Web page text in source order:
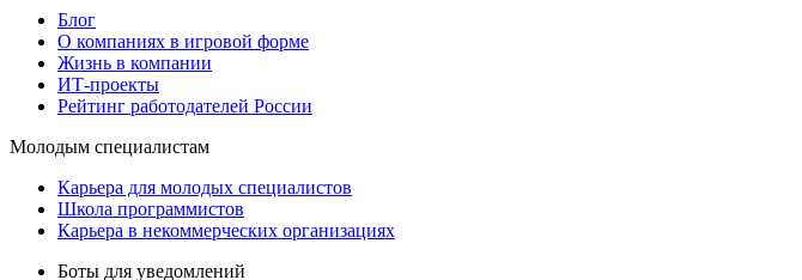
Блог
О компаниях в игровой форме
Жизнь в компании
ИТ-проекты
Рейтинг работодателей России
Молодым специалистам
Карьера для молодых специалистов
Школа программистов
Карьера в некоммерческих организациях
Боты для уведомлений